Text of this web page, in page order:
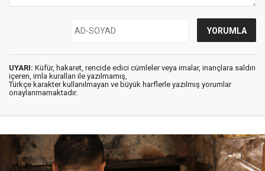
UYARI: Küfür, hakaret, rencide edici cümleler veya imalar, inançlara saldırı
içeren, imla kuralları ile yazılmamış,
Türkçe karakter kullanılmayan ve büyük harflerle yazılmış yorumlar
onaylanmamaktadır.